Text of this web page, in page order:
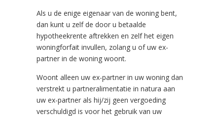
Als u de enige eigenaar van de woning bent,
dan kunt u zelf de door u betaalde
hypotheekrente aftrekken en zelf het eigen
woningforfait invullen, zolang u of uw ex-
partner in de woning woont.
Woont alleen uw ex-partner in uw woning dan
verstrekt u partneralimentatie in natura aan
uw ex-partner als hij/zij geen vergoeding
verschuldigd is voor het gebruik van uw